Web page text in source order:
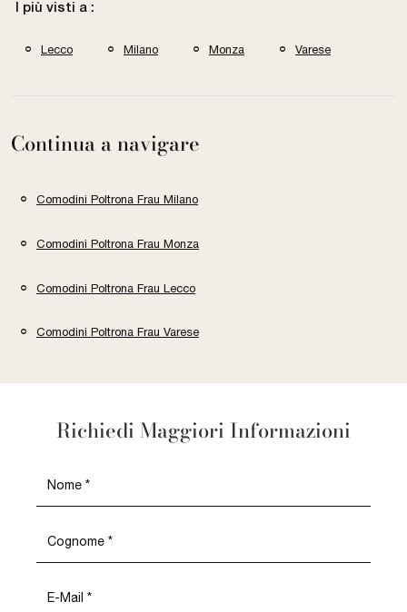
I più visti a :
Lecco Milano Monza Varese
Continua a navigare
Comodini Poltrona Frau Milano
Comodini Poltrona Frau Monza
Comodini Poltrona Frau Lecco
Comodini Poltrona Frau Varese
Richiedi Maggiori Informazioni